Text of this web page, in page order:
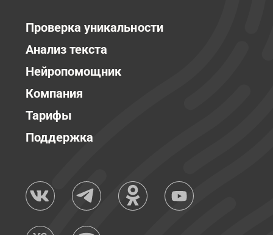
Проверка уникальности
Анализ текста
Нейропомощник
Компания
Тарифы
Поддержка